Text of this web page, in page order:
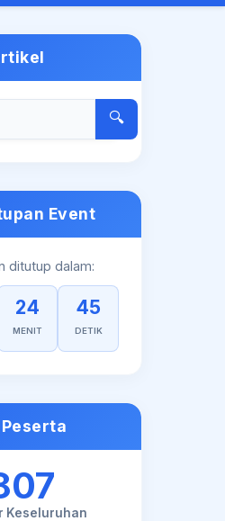
🔍
Event
ditutup dalam:
24
MENIT
45
DETIK
Keseluruhan